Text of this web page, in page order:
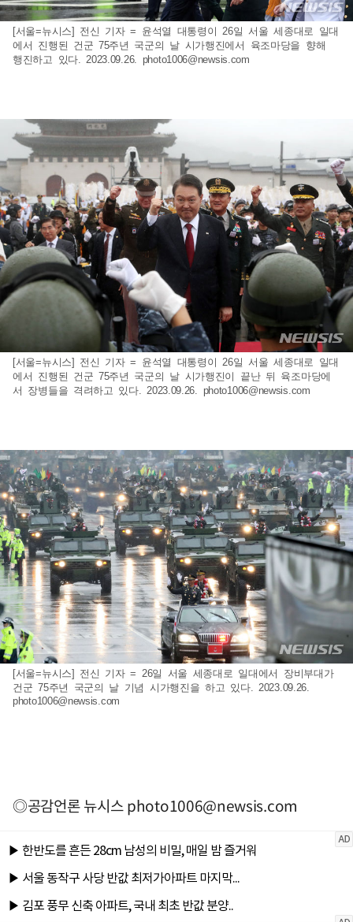
[서울=뉴시스] 전신 기자 = 윤석열 대통령이 26일 서울 세종대로 일대
에서 진행된 건군 75주년 국군의 날 시가행진에서 육조마당을 향해
행진하고 있다. 2023.09.26. photo1006@newsis.com
[서울=뉴시스] 전신 기자 = 윤석열 대통령이 26일 서울 세종대로 일대
에서 진행된 건군 75주년 국군의 날 시가행진이 끝난 뒤 육조마당에
서 장병들을 격려하고 있다. 2023.09.26. photo1006@newsis.com
[서울=뉴시스] 전신 기자 = 26일 서울 세종대로 일대에서 장비부대가
건군 75주년 국군의 날 기념 시가행진을 하고 있다. 2023.09.26.
photo1006@newsis.com
◎공감언론 뉴시스photo1006@newsis.com